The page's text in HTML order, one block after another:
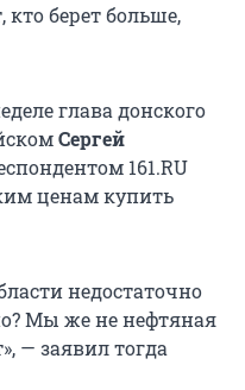
берет больше,
глава донского
Сергей
161.RU
ценам купить
недостаточно
Мы же не нефтяная
— заявил тогда